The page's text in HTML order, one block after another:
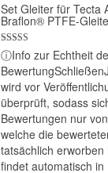
Set Gleiter für Tecta
Braflon® PTFE-
Bewertet mit
5.00
von 5
ⓘInfo zur Echtheit
BewertungSchließen
wird vor
überprüft, sodass
Bewertungen nur
welche die
tatsächlich
findet automatisch